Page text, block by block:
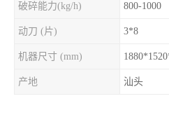
破碎能力(kg/h) 800-1000
动刀 (片) 3*8
机器尺寸 (mm)
产地 汕头